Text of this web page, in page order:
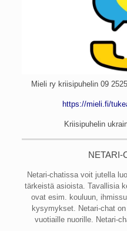
Mieli ry kriisipuhelin 09
https://mieli.fi/
Kriisipuhelin
NETARI-
Netari-chatissa voit jutella
tärkeistä asioista. Tavallisia
ovat esim. kouluun,
kysymykset. Netari-chat
vuotiaille nuorille. Netari-